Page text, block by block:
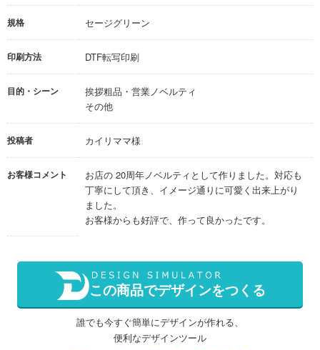
規格 セージグリーン
印刷方法 DTF転写印刷
目的・シーン
挨拶粗品・営業ノベルティ
その他
投稿者 カイリママ様
お客様コメント
お店の 20周年ノベルティとして作りました。対応も
丁寧にして頂き、イメージ通りに可愛く出来上がり
ました。
お客様からも好評で、作って良かったです。
この商品でデザインをつくる
誰でも今すぐ簡単にデザインが作れる、
便利なデザインツール